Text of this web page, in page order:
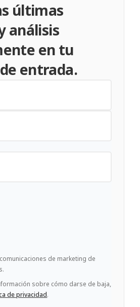
últimas
análisis
en tu
entrada.
de marketing de
sobre cómo darse de baja,
de privacidad.